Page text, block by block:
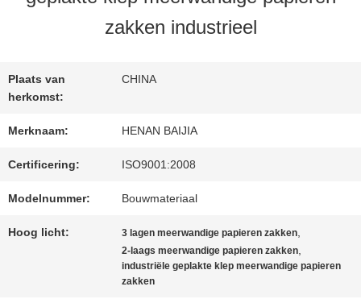
FABRIEKSREIS
KWALITEITSCONTROLE
CONTACTEER
ONS
zakken industrieel
Plaats van
herkomst:
CHINA
Merknaam: HENAN BAIJIA
Certificering: ISO9001:2008
Modelnummer: Bouwmateriaal
Hoog licht: 3 lagen meerwandige papieren zakken,
2-laags meerwandige papieren zakken,
industriële geplakte klep meerwandige papieren
zakken